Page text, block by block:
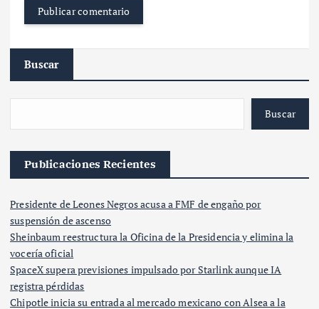
Buscar
Buscar
Publicaciones Recientes
Presidente de Leones Negros acusa a FMF de engaño por
suspensión de ascenso
Sheinbaum reestructura la Oficina de la Presidencia y elimina la
vocería oficial
SpaceX supera previsiones impulsado por Starlink aunque IA
registra pérdidas
Chipotle inicia su entrada al mercado mexicano con Alsea a la